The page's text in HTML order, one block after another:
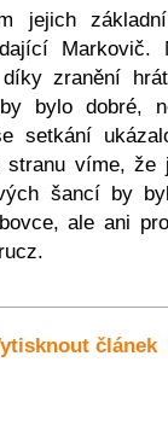
jejich
Markovič.
zranění
bylo dobré,
setkání
stranu víme,
šancí by
ale ani
článek